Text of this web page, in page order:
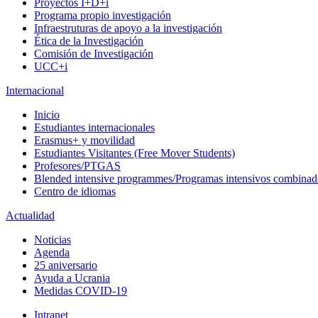
Proyectos I+D+i
Programa propio investigación
Infraestruturas de apoyo a la investigación
Ética de la Investigación
Comisión de Investigación
UCC+i
Internacional
Inicio
Estudiantes internacionales
Erasmus+ y movilidad
Estudiantes Visitantes (Free Mover Students)
Profesores/PTGAS
Blended intensive programmes/Programas intensivos
Centro de idiomas
Actualidad
Noticias
Agenda
25 aniversario
Ayuda a Ucrania
Medidas COVID-19
Intranet